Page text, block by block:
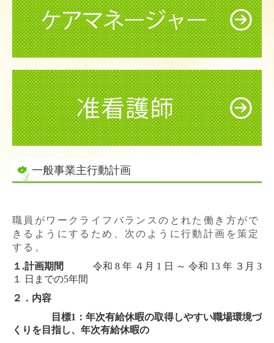
当院で行う治療
訪問診療
地域連携室
2027年新病院開院
採用情報(平川病院) NEW
アメニティきゅうらぎ
介護老人保健施設
短期入所療養介護
居宅介護支援事業所
アメニティだより(広報誌)
感染対策内容掲載ページ
一般事業主行動計画
職員がワークライフバランスのとれた働き方がで
きるようにするため、次のように行動計画を策定
する。
１.計画期間 令和 8 年 ４ 月 1 日 ～ 令和 13 年 ３ 月 3
１
日までの5年間
２．内容
目標1 ：年次有給休暇の取得しやすい職場環境づ
くりを目指し、年次有給休暇の